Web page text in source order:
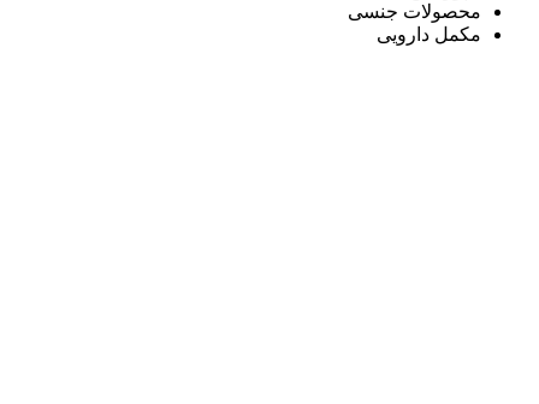
محصولات جنسی
مکمل دارویی